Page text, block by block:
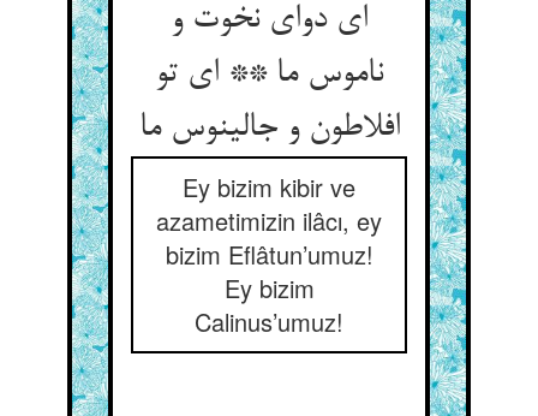
ای دوای نخوت و
ناموس ما ** ای تو
افلاطون و جالینوس ما
Ey bizim kibir ve
azametimizin ilâcı, ey
bizim Eflâtun’umuz!
Ey bizim
Calinus’umuz!